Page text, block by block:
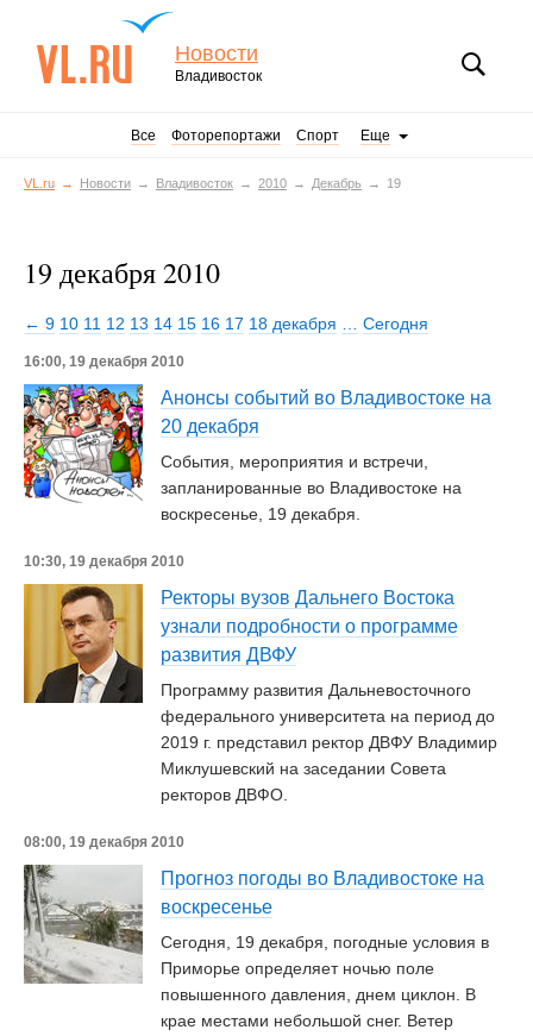
Новости
Владивосток
Все Фоторепортажи Спорт Еще
VL.ru Новости Владивосток 2010 Декабрь 19
19 декабря 2010
← 9 10 11 12 13 14 15 16 17 18 декабря Сегодня
16:00, 19 декабря 2010
Анонсы событий во Владивостоке на
20 декабря
События, мероприятия и встречи,
запланированные во Владивостоке на
воскресенье, 19 декабря.
10:30, 19 декабря 2010
Ректоры вузов Дальнего Востока
узнали подробности о программе
развития ДВФУ
Программу развития Дальневосточного
федерального университета на период до
2019 г. представил ректор ДВФУ Владимир
Миклушевский на заседании Совета
ректоров ДВФО.
08:00, 19 декабря 2010
Прогноз погоды во Владивостоке на
воскресенье
Сегодня, 19 декабря, погодные условия в
Приморье определяет ночью поле
повышенного давления, днем циклон. В
крае местами небольшой снег. Ветер